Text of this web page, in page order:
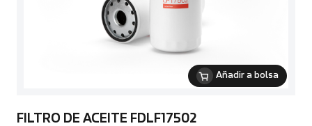
Añadir a bolsa
FILTRO DE ACEITE FDLF17502